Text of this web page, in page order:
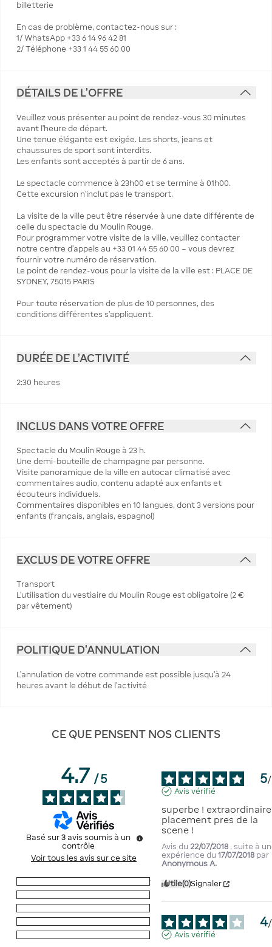
billetterie
En cas de problème, contactez-nous sur :
1/ WhatsApp +33 6 14 96 42 81
2/ Téléphone +33 1 44 55 60 00
DÉTAILS DE L'OFFRE
Veuillez vous présenter au point de rendez-vous 30 minutes
avant l’heure de départ.
Une tenue élégante est exigée. Les shorts, jeans et
chaussures de sport sont interdits.
Les enfants sont acceptés à partir de 6 ans.
Le spectacle commence à 23h00 et se termine à 01h00.
Cette excursion n’inclut pas le transport.
La visite de la ville peut être réservée à une date différente de
celle du spectacle du Moulin Rouge.
Pour programmer votre visite de la ville, veuillez contacter
notre centre d’appels au +33 01 44 55 60 00 – vous devrez
fournir votre numéro de réservation.
Le point de rendez-vous pour la visite de la ville est : PLACE DE
SYDNEY, 75015 PARIS
Pour toute réservation de plus de 10 personnes, des
conditions différentes s’appliquent.
DURÉE DE L'ACTIVITÉ
2:30 heures
INCLUS DANS VOTRE OFFRE
Spectacle du Moulin Rouge à 23 h.
Une demi-bouteille de champagne par personne.
Visite panoramique de la ville en autocar climatisé avec
commentaires audio, contenu adapté aux enfants et
écouteurs individuels.
Commentaires disponibles en 10 langues, dont 3 versions pour
enfants (français, anglais, espagnol)
EXCLUS DE VOTRE OFFRE
Transport
L'utilisation du vestiaire du Moulin Rouge est obligatoire (2 €
par vêtement)
POLITIQUE D'ANNULATION
L’annulation de votre commande est possible jusqu’à 24
heures avant le début de l’activité
CE QUE PENSENT NOS CLIENTS
4.7/5
Basé sur 3 avis soumis à un
contrôle
Voir tous les avis sur ce site
2
5/
Avis vérifié
superbe !
placement pres de la
scene !
Avis du 22/07/2018 , suite à
expérience du17/07/2018 par
Anonymous A.
Utile(0)Signaler
4/
Avis vérifié